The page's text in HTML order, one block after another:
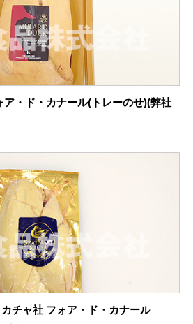
・ド・カナール(トレーのせ)(弊社
チャ社 フォア・ド・カナール